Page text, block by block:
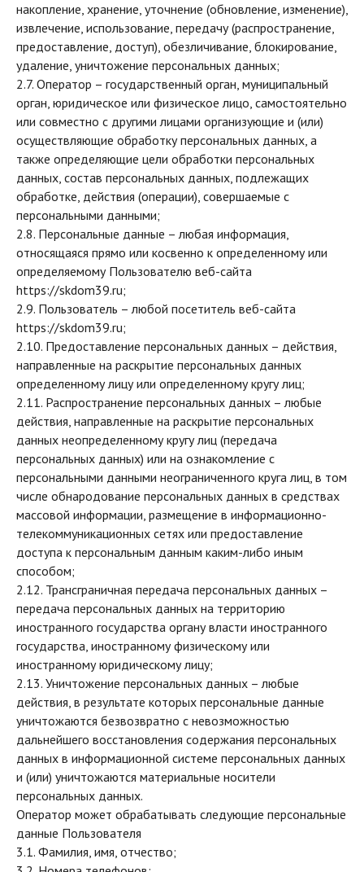
накопление, хранение, уточнение (обновление, изменение),
извлечение, использование, передачу (распространение,
предоставление, доступ), обезличивание, блокирование,
удаление, уничтожение персональных данных;
2.7. Оператор – государственный орган, муниципальный
орган, юридическое или физическое лицо, самостоятельно
или совместно с другими лицами организующие и (или)
осуществляющие обработку персональных данных, а
также определяющие цели обработки персональных
данных, состав персональных данных, подлежащих
обработке, действия (операции), совершаемые с
персональными данными;
2.8. Персональные данные – любая информация,
относящаяся прямо или косвенно к определенному или
определяемому Пользователю веб-сайта
https://skdom39.ru;
2.9. Пользователь – любой посетитель веб-сайта
https://skdom39.ru;
2.10. Предоставление персональных данных – действия,
направленные на раскрытие персональных данных
определенному лицу или определенному кругу лиц;
2.11. Распространение персональных данных – любые
действия, направленные на раскрытие персональных
данных неопределенному кругу лиц (передача
персональных данных) или на ознакомление с
персональными данными неограниченного круга лиц, в том
числе обнародование персональных данных в средствах
массовой информации, размещение в информационно-
телекоммуникационных сетях или предоставление
доступа к персональным данным каким-либо иным
способом;
2.12. Трансграничная передача персональных данных –
передача персональных данных на территорию
иностранного государства органу власти иностранного
государства, иностранному физическому или
иностранному юридическому лицу;
2.13. Уничтожение персональных данных – любые
действия, в результате которых персональные данные
уничтожаются безвозвратно с невозможностью
дальнейшего восстановления содержания персональных
данных в информационной системе персональных данных
и (или) уничтожаются материальные носители
персональных данных.
Оператор может обрабатывать следующие персональные
данные Пользователя
3.1. Фамилия, имя, отчество;